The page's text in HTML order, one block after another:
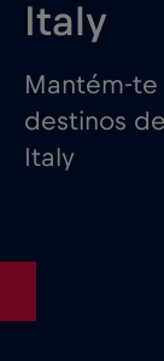
Italy
Mantém-
destinos
Italy